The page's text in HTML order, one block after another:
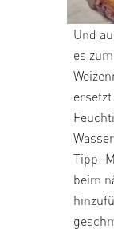
Und
es
Tipp:
beim